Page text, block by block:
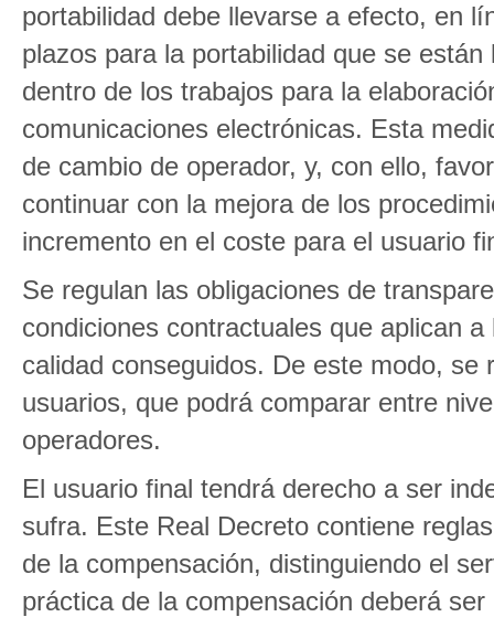
portabilidad debe llevarse a efecto, en
plazos para la portabilidad que se
dentro de los trabajos para la
comunicaciones electrónicas. Esta
de cambio de operador, y, con ello,
continuar con la mejora de los
incremento en el coste para el usuario
Se regulan las obligaciones de
condiciones contractuales que aplican
calidad conseguidos. De este modo,
usuarios, que podrá comparar entre
operadores.
El usuario final tendrá derecho a ser
sufra. Este Real Decreto contiene
de la compensación, distinguiendo el
práctica de la compensación deberá